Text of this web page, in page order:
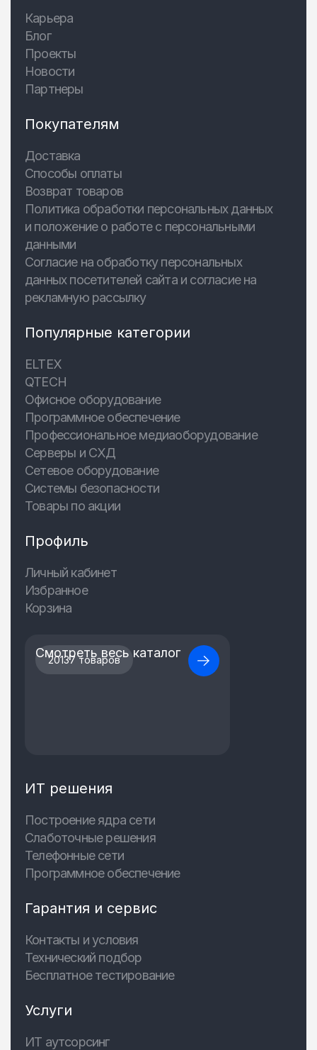
Карьера
Блог
Проекты
Новости
Партнеры
Покупателям
Доставка
Способы оплаты
Возврат товаров
Политика обработки персональных данных
и положение о работе с персональными
данными
Согласие на обработку персональных
данных посетителей сайта и согласие на
рекламную рассылку
Популярные категории
ELTEX
QTECH
Офисное оборудование
Программное обеспечение
Профессиональное медиаоборудование
Серверы и СХД
Сетевое оборудование
Системы безопасности
Товары по акции
Профиль
Личный кабинет
Избранное
Корзина
20137 товаров
Смотреть весь каталог
ИТ решения
Построение ядра сети
Слаботочные решения
Телефонные сети
Программное обеспечение
Гарантия и сервис
Контакты и условия
Технический подбор
Бесплатное тестирование
Услуги
ИТ аутсорсинг